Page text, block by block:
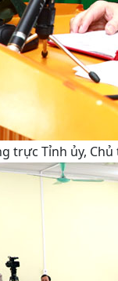
trực Tỉnh ủy,